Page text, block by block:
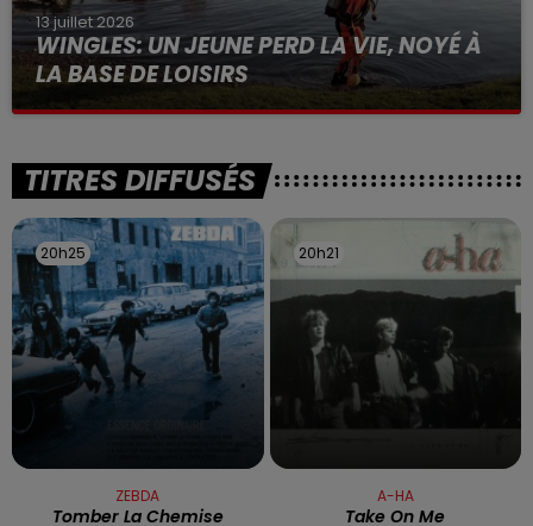
13 juillet 2026
WINGLES: UN JEUNE PERD LA VIE, NOYÉ À
LA BASE DE LOISIRS
La victime a coulé à pic
TITRES DIFFUSÉS
20h25
20h25
ZEBDA
Tomber La Chemise
20h21
20h21
A-HA
Take On Me